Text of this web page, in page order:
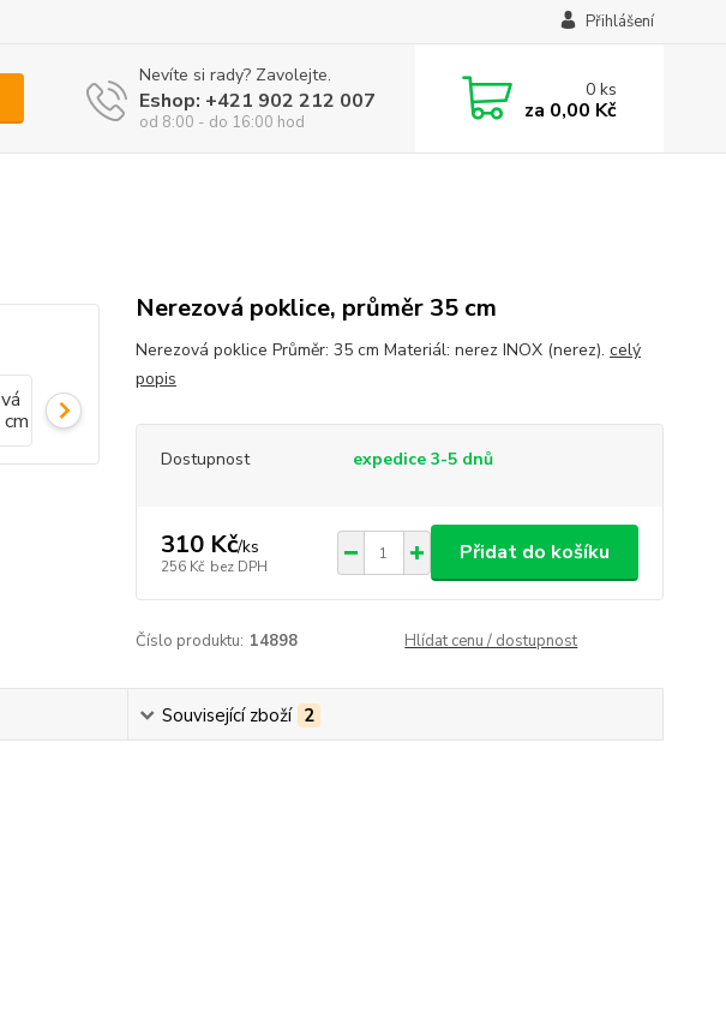
Přihlášení
Nevíte si rady? Zavolejte.
Eshop: +421 902 212 007
od 8:00 - do 16:00 hod
0ks
za 0,00 Kč
Nerezová poklice, průměr 35 cm
Nerezová poklice Průměr: 35 cm Materiál: nerez INOX (nerez). celý
popis
Dostupnost expedice 3-5 dnů
310 Kč/ks
256 Kč bez DPH
Přidat do košíku
Číslo produktu: 14898 Hlídat cenu / dostupnost
Související zboží 2